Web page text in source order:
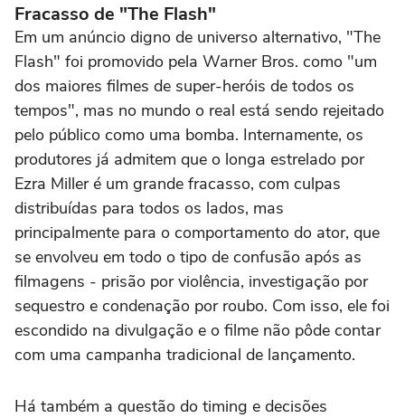
Fracasso de "The Flash"
Em um anúncio digno de universo alternativo, "The
Flash" foi promovido pela Warner Bros. como "um
dos maiores filmes de super-heróis de todos os
tempos", mas no mundo o real está sendo rejeitado
pelo público como uma bomba. Internamente, os
produtores já admitem que o longa estrelado por
Ezra Miller é um grande fracasso, com culpas
distribuídas para todos os lados, mas
principalmente para o comportamento do ator, que
se envolveu em todo o tipo de confusão após as
filmagens - prisão por violência, investigação por
sequestro e condenação por roubo. Com isso, ele foi
escondido na divulgação e o filme não pôde contar
com uma campanha tradicional de lançamento.
Há também a questão do timing e decisões